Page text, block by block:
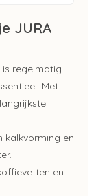
JURA
regelmatig
Met
kalkvorming en
en